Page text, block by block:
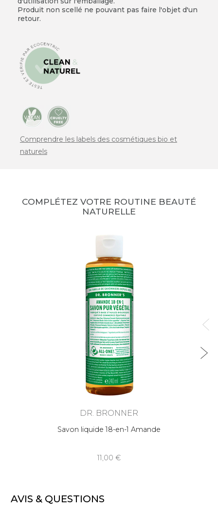
Produit non scellé ne pouvant pas faire l'objet d'un
retour.
Comprendre les labels des cosmétiques bio et
naturels
COMPLÉTEZ VOTRE ROUTINE BEAUTÉ
NATURELLE
DR. BRONNER
Savon liquide 18-en-1 Amande
11,00
AVIS & QUESTIONS